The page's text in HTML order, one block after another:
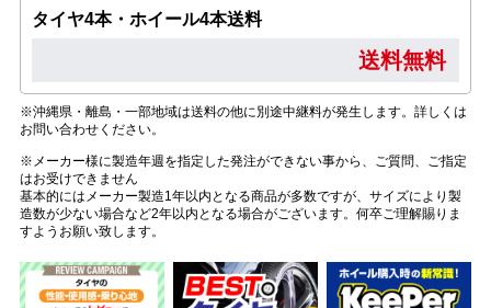
タイヤ4本・ホイール4本送料
送料無料
※沖縄県・離島・一部地域は送料の他に別途中継料が発生します。詳しくは
お問い合わせください。
※メーカー様に製造年週を指定した発注ができない事から、ご質問、ご指定
はお受けできません
基本的にはメーカー製造1年以内となる商品が多数ですが、サイズにより製
造数が少ない場合など2年以内となる場合がございます。何卒ご理解賜りま
すようお願い致します。